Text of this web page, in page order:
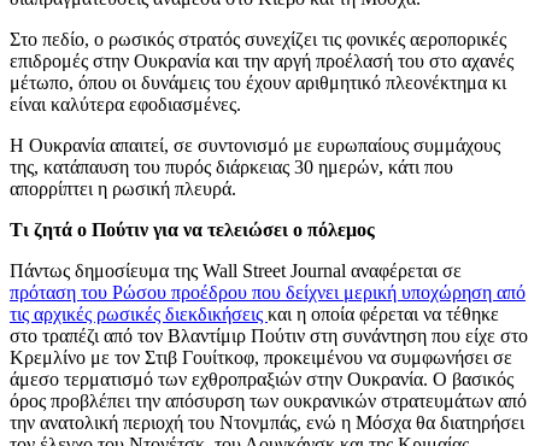
Στο πεδίο, ο ρωσικός στρατός συνεχίζει τις φονικές αεροπορικές
επιδρομές στην Ουκρανία και την αργή προέλασή του στο αχανές
μέτωπο, όπου οι δυνάμεις του έχουν αριθμητικό πλεονέκτημα κι
είναι καλύτερα εφοδιασμένες.
Η Ουκρανία απαιτεί, σε συντονισμό με ευρωπαίους συμμάχους
της, κατάπαυση του πυρός διάρκειας 30 ημερών, κάτι που
απορρίπτει η ρωσική πλευρά.
Τι ζητά ο Πούτιν για να τελειώσει ο πόλεμος
Πάντως δημοσίευμα της Wall Street Journal αναφέρεται σε
πρόταση του Ρώσου προέδρου που δείχνει μερική υποχώρηση από
τις αρχικές ρωσικές διεκδικήσεις και η οποία φέρεται να τέθηκε
στο τραπέζι από τον Βλαντίμιρ Πούτιν στη συνάντηση που είχε στο
Κρεμλίνο με τον Στιβ Γουίτκοφ, προκειμένου να συμφωνήσει σε
άμεσο τερματισμό των εχθροπραξιών στην Ουκρανία. Ο βασικός
όρος προβλέπει την απόσυρση των ουκρανικών στρατευμάτων από
την ανατολική περιοχή του Ντονμπάς, ενώ η Μόσχα θα διατηρήσει